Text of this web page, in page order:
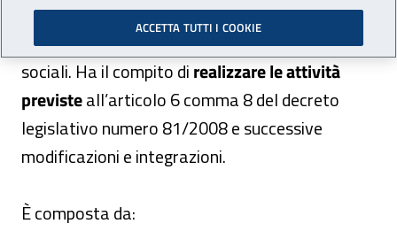
La Commissione Consultiva permanente opera
presso il Ministero del lavoro e delle politiche
sociali. Ha il compito direalizzare le attività
previsteall’articolo 6 comma 8 del decreto
legislativo numero 81/2008 e successive
modificazioni e integrazioni.
È composta da:
ACCETTA TUTTI I COOKIE